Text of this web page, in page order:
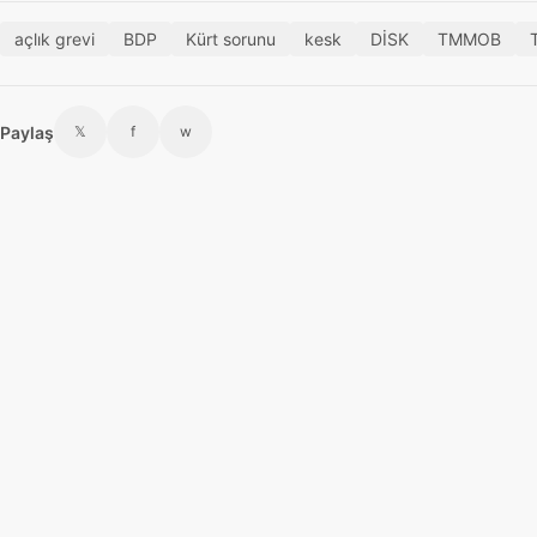
açlık grevi BDP Kürt sorunu kesk DİSK TMMOB
Paylaş 𝕏 f w